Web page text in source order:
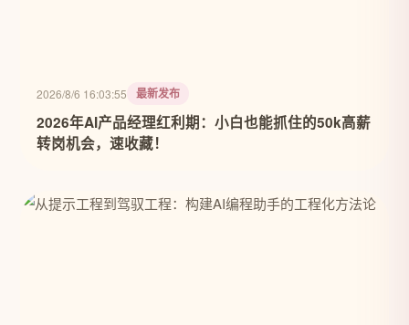
2026/8/6 16:03:55 最新发布
2026年AI产品经理红利期：小白也能抓住的50k高薪
转岗机会，速收藏！